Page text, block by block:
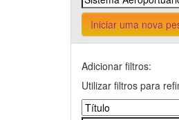
Iniciar uma nova
Adicionar filtros:
Utilizar filtros para